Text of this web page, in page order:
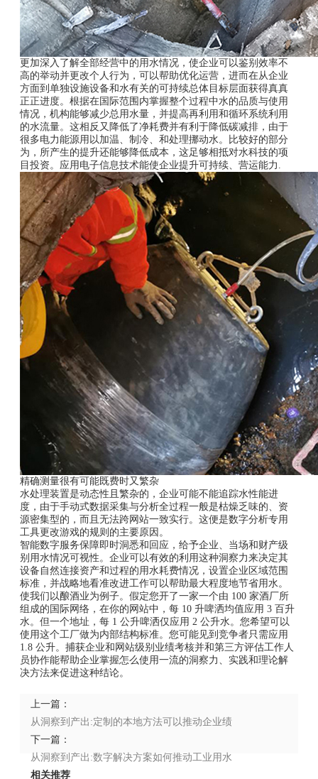
更加深入了解全部经营中的用水情况，使企业可以鉴别效率不
高的举动并更改个人行为，可以帮助优化运营，进而在从企业
方面到单独设施设备和水有关的可持续总体目标层面获得真真
正正进度。根据在国际范围内掌握整个过程中水的品质与使用
情况，机构能够减少总用水量，并提高再利用和循环系统利用
的水流量。这相反又降低了净耗费并有利于降低碳减排，由于
很多电力能源用以加温、制冷、和处理挪动水。比较好的部分
为，所产生的提升还能够降低成本，这足够相抵对水科技的项
目投资。应用电子信息技术能使企业提升可持续、营运能力.
精确测量很有可能既费时又繁杂
水处理装置是动态性且繁杂的，企业可能不能追踪水性能进
度，由于手动式数据采集与分析全过程一般是枯燥乏味的、资
源密集型的，而且无法跨网站一致实行。这便是数字分析专用
工具更改游戏的规则的主要原因。
智能数字服务保障即时洞悉和回应，给予企业、当场和财产级
别用水情况可视性。企业可以有效的利用这种洞察力来决定其
设备自然连接资产和过程的用水耗费情况，设置企业区域范围
标准，并战略地看准改进工作可以帮助最大程度地节省用水。
使我们以酿酒业为例子。假定您开了一家一个由 100 家酒厂所
组成的国际网络，在你的网站中，每 10 升啤洒均值应用 3 百升
水。但一个地址，每 1 公升啤洒仅应用 2 公升水。您希望可以
使用这个工厂做为内部结构标准。您可能见到竞争者只需应用
1.8 公升。捕获企业和网站级别业绩考核并和第三方评估工作人
员协作能帮助企业掌握怎么使用一流的洞察力、实践和理论解
决方法来促进这种结论。
上一篇：
从洞察到产出:定制的本地方法可以推动企业绩
效
下一篇：
从洞察到产出:数字解决方案如何推动工业用水
相关推荐